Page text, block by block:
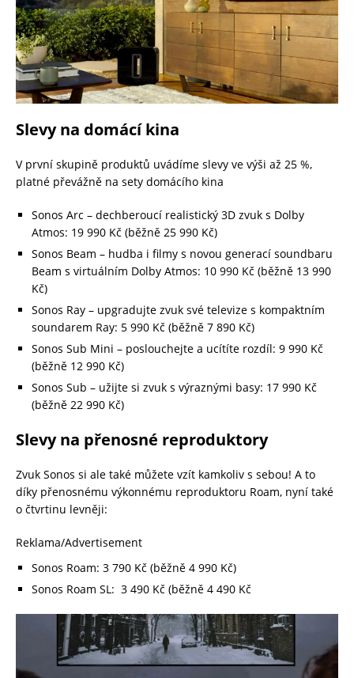
Slevy na domácí kina
V první skupině produktů uvádíme slevy ve výši až 25 %,
platné převážně na sety domácího kina
Sonos Arc – dechberoucí realistický 3D zvuk s Dolby
Atmos: 19 990 Kč (běžně 25 990 Kč)
Sonos Beam – hudba i filmy s novou generací soundbaru
Beam s virtuálním Dolby Atmos: 10 990 Kč (běžně 13 990
Kč)
Sonos Ray – upgradujte zvuk své televize s kompaktním
soundarem Ray: 5 990 Kč (běžně 7 890 Kč)
Sonos Sub Mini – poslouchejte a ucítíte rozdíl: 9 990 Kč
(běžně 12 990 Kč)
Sonos Sub – užijte si zvuk s výraznými basy: 17 990 Kč
(běžně 22 990 Kč)
Slevy na přenosné reproduktory
Zvuk Sonos si ale také můžete vzít kamkoliv s sebou! A to
díky přenosnému výkonnému reproduktoru Roam, nyní také
o čtvrtinu levněji:
Reklama/Advertisement
Sonos Roam: 3 790 Kč (běžně 4 990 Kč)
Sonos Roam SL: 3 490 Kč (běžně 4 490 Kč